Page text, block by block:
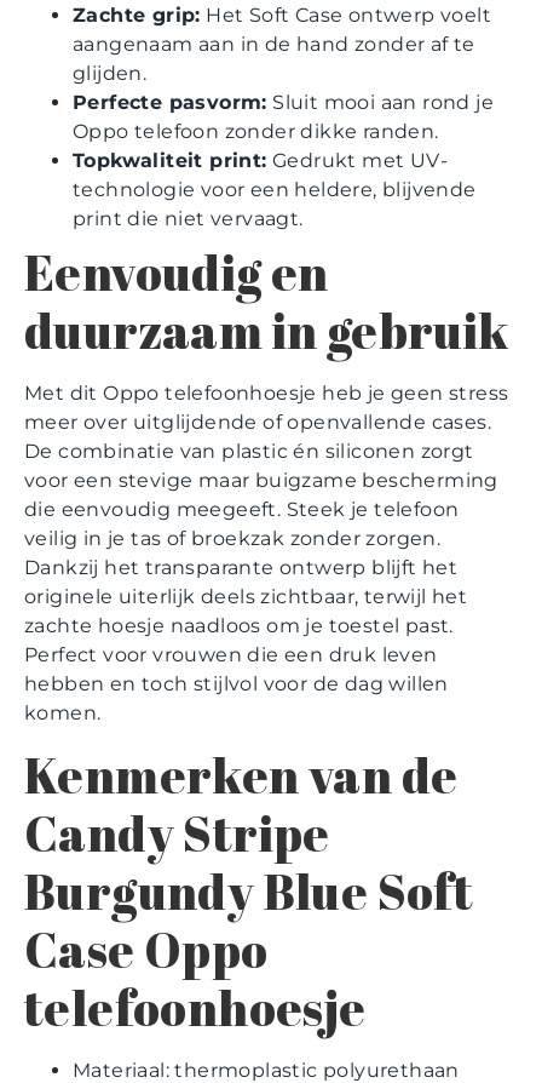
Zachte grip: Het Soft Case ontwerp voelt
aangenaam aan in de hand zonder af te
glijden.
Perfecte pasvorm: Sluit mooi aan rond je
Oppo telefoon zonder dikke randen.
Topkwaliteit print: Gedrukt met UV-
technologie voor een heldere, blijvende
print die niet vervaagt.
Eenvoudig en
duurzaam in gebruik
Met dit Oppo telefoonhoesje heb je geen stress
meer over uitglijdende of openvallende cases.
De combinatie van plastic én siliconen zorgt
voor een stevige maar buigzame bescherming
die eenvoudig meegeeft. Steek je telefoon
veilig in je tas of broekzak zonder zorgen.
Dankzij het transparante ontwerp blijft het
originele uiterlijk deels zichtbaar, terwijl het
zachte hoesje naadloos om je toestel past.
Perfect voor vrouwen die een druk leven
hebben en toch stijlvol voor de dag willen
komen.
Kenmerken van de
Candy Stripe
Burgundy Blue Soft
Case Oppo
telefoonhoesje
Materiaal: thermoplastic polyurethaan